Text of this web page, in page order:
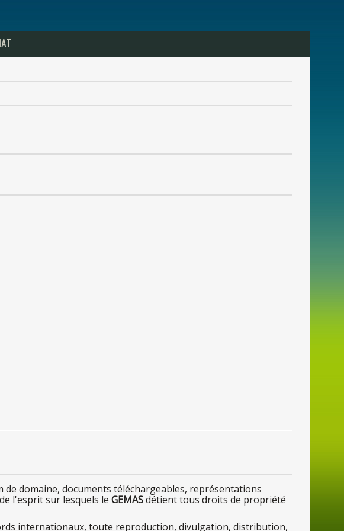
de domaine, documents téléchargeables, représentations
de l'espritsur lesquels le GEMASdétient tous droits de propriété
internationaux, toute reproduction, divulgation, distribution,